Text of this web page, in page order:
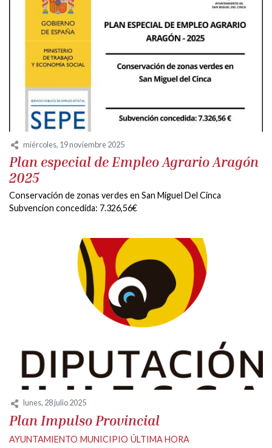
miércoles, 19 noviembre 2025
Plan especial de Empleo Agrario Aragón
2025
Conservación de zonas verdes en San Miguel Del Cinca
Subvencion concedida: 7.326,56€
lunes, 28 julio 2025
Plan Impulso Provincial
AYUNTAMIENTO MUNICIPIO ÚLTIMA HORA